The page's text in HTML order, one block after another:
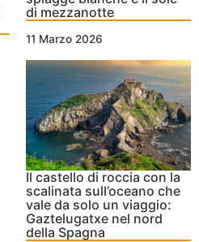
di mezzanotte
11 Marzo 2026
Il castello di roccia con la
scalinata sull’oceano che
vale da solo un viaggio:
Gaztelugatxe nel nord
della Spagna